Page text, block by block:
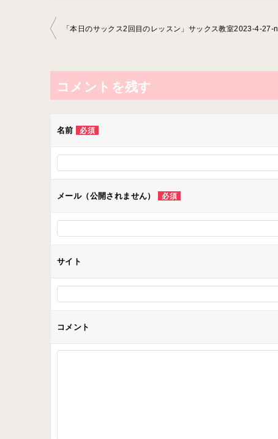
投
ビ
ゲ
ー
コメントを残す
名前 必須
メール（公開されません） 必須
サイト
コメント